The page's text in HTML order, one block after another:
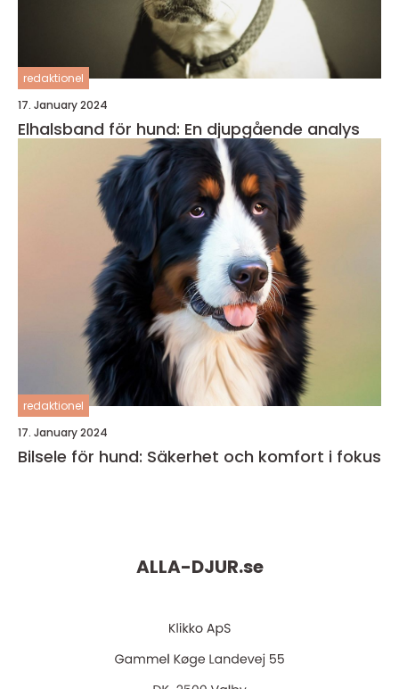
redaktionel
17. January 2024
Elhalsband för hund: En djupgående analys
redaktionel
17. January 2024
Bilsele för hund: Säkerhet och komfort i fokus
ALLA-DJUR.se